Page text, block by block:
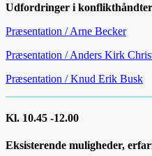
Udfordringer i
Præsentation / Arne Becker
Præsentation / Anders Kirk
Præsentation / Knud Erik Busk
Kl. 10.45 -12.00
Eksisterende muligheder,